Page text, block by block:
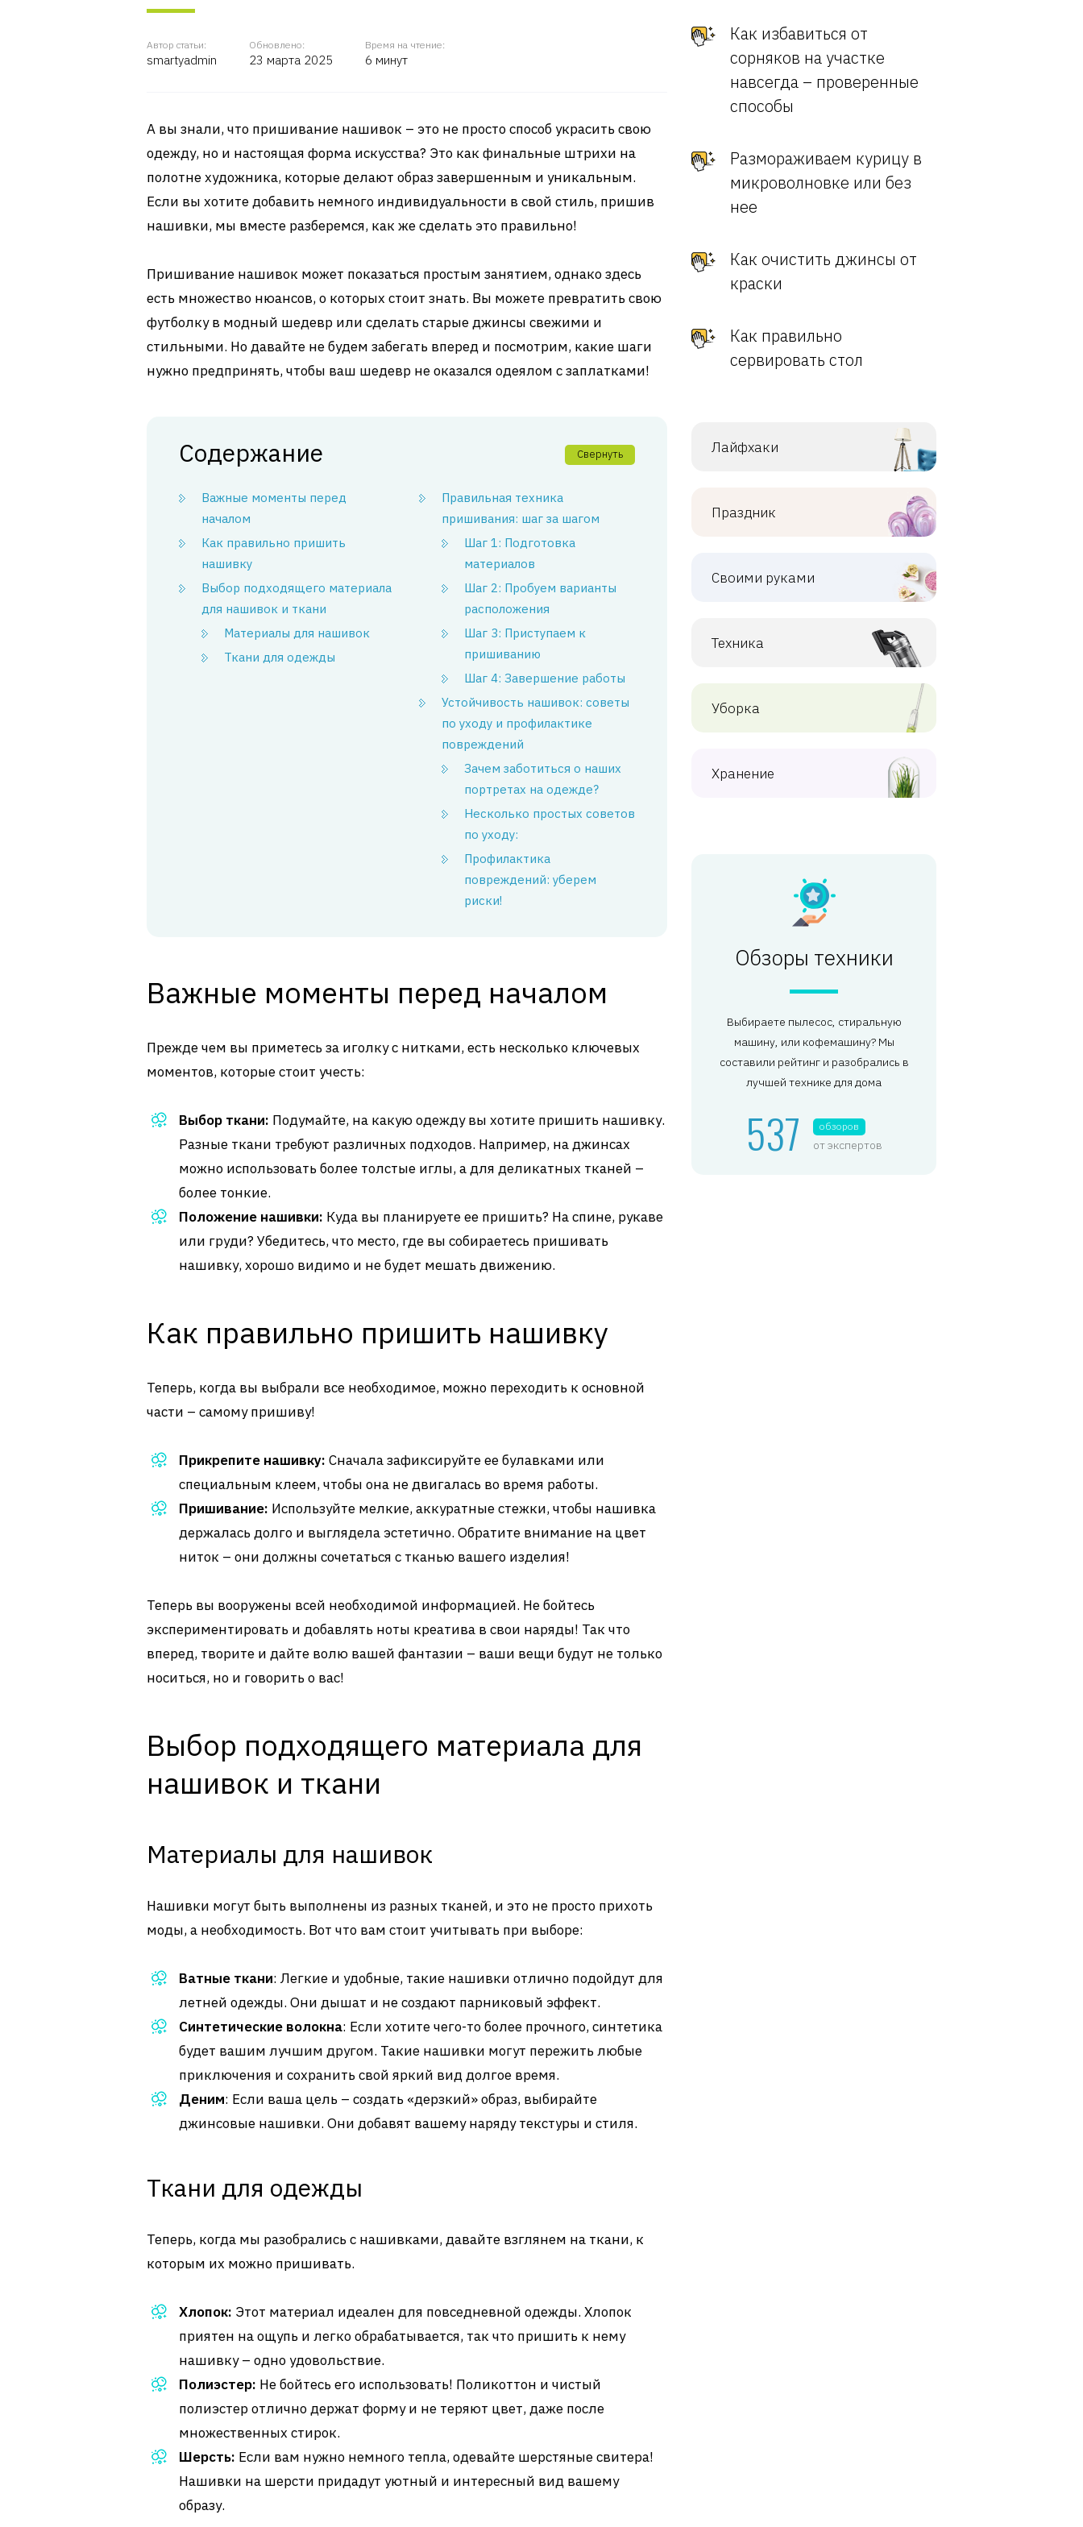
Автор статьи:
smartyadmin
Обновлено:
23 марта 2025
Время на чтение:
6 минут
А вы знали, что пришивание нашивок – это не просто способ украсить свою
одежду, но и настоящая форма искусства? Это как финальные штрихи на
полотне художника, которые делают образ завершенным и уникальным.
Если вы хотите добавить немного индивидуальности в свой стиль, пришив
нашивки, мы вместе разберемся, как же сделать это правильно!
Пришивание нашивок может показаться простым занятием, однако здесь
есть множество нюансов, о которых стоит знать. Вы можете превратить свою
футболку в модный шедевр или сделать старые джинсы свежими и
стильными. Но давайте не будем забегать вперед и посмотрим, какие шаги
нужно предпринять, чтобы ваш шедевр не оказался одеялом с заплатками!
Содержание Свернуть
Важные моменты перед
началом
Как правильно пришить
нашивку
Выбор подходящего материала
для нашивок и ткани
Материалы для нашивок
Ткани для одежды
Правильная техника
пришивания: шаг за шагом
Шаг 1: Подготовка
материалов
Шаг 2: Пробуем варианты
расположения
Шаг 3: Приступаем к
пришиванию
Шаг 4: Завершение работы
Устойчивость нашивок: советы
по уходу и профилактике
повреждений
Зачем заботиться о наших
портретах на одежде?
Несколько простых советов
по уходу:
Профилактика
повреждений: уберем
риски!
Важные моменты перед началом
Прежде чем вы приметесь за иголку с нитками, есть несколько ключевых
моментов, которые стоит учесть:
Выбор ткани: Подумайте, на какую одежду вы хотите пришить нашивку.
Разные ткани требуют различных подходов. Например, на джинсах
можно использовать более толстые иглы, а для деликатных тканей –
более тонкие.
Положение нашивки: Куда вы планируете ее пришить? На спине, рукаве
или груди? Убедитесь, что место, где вы собираетесь пришивать
нашивку, хорошо видимо и не будет мешать движению.
Как правильно пришить нашивку
Теперь, когда вы выбрали все необходимое, можно переходить к основной
части – самому пришиву!
Прикрепите нашивку: Сначала зафиксируйте ее булавками или
специальным клеем, чтобы она не двигалась во время работы.
Пришивание: Используйте мелкие, аккуратные стежки, чтобы нашивка
держалась долго и выглядела эстетично. Обратите внимание на цвет
ниток – они должны сочетаться с тканью вашего изделия!
Теперь вы вооружены всей необходимой информацией. Не бойтесь
экспериментировать и добавлять ноты креатива в свои наряды! Так что
вперед, творите и дайте волю вашей фантазии – ваши вещи будут не только
носиться, но и говорить о вас!
Выбор подходящего материала для
нашивок и ткани
Материалы для нашивок
Нашивки могут быть выполнены из разных тканей, и это не просто прихоть
моды, а необходимость. Вот что вам стоит учитывать при выборе:
Ватные ткани: Легкие и удобные, такие нашивки отлично подойдут для
летней одежды. Они дышат и не создают парниковый эффект.
Синтетические волокна: Если хотите чего-то более прочного, синтетика
будет вашим лучшим другом. Такие нашивки могут пережить любые
приключения и сохранить свой яркий вид долгое время.
Деним: Если ваша цель – создать «дерзкий» образ, выбирайте
джинсовые нашивки. Они добавят вашему наряду текстуры и стиля.
Ткани для одежды
Теперь, когда мы разобрались с нашивками, давайте взглянем на ткани, к
которым их можно пришивать.
Хлопок: Этот материал идеален для повседневной одежды. Хлопок
приятен на ощупь и легко обрабатывается, так что пришить к нему
нашивку – одно удовольствие.
Полиэстер: Не бойтесь его использовать! Поликоттон и чистый
полиэстер отлично держат форму и не теряют цвет, даже после
множественных стирок.
Шерсть: Если вам нужно немного тепла, одевайте шерстяные свитера!
Нашивки на шерсти придадут уютный и интересный вид вашему
образу.
Как избавиться от
сорняков на участке
навсегда – проверенные
способы
Размораживаем курицу в
микроволновке или без
нее
Как очистить джинсы от
краски
Как правильно
сервировать стол
Лайфхаки
Праздник
Своими руками
Техника
Уборка
Хранение
Обзоры техники
Выбираете пылесос, стиральную
машину, или кофемашину? Мы
составили рейтинг и разобрались в
лучшей технике для дома
537 обзоров
от экспертов